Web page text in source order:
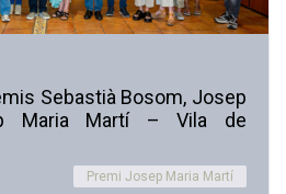
Sebastià Bosom, Josep
Maria Martí – Vila de
Premi Josep Maria Martí